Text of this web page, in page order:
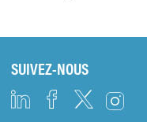
SUIVEZ-NOUS